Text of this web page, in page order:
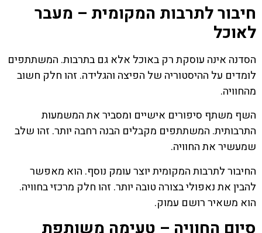
חיבור לתרבות המקומית – מעבר
לאוכל
הסדנה אינה עוסקת רק באוכל אלא גם בתרבות. המשתתפים
לומדים על ההיסטוריה של הפיצה והגלידה. זהו חלק חשוב
מהחוויה.
השף משתף סיפורים אישיים ומסביר את המשמעות
התרבותית. המשתתפים מקבלים הבנה רחבה יותר. זהו שלב
שמעשיר את החוויה.
החיבור לתרבות המקומית יוצר עומק נוסף. הוא מאפשר
להבין את נאפולי בצורה טובה יותר. זהו חלק מרכזי בחוויה.
הוא משאיר רושם עמוק.